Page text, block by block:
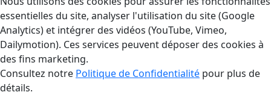
essentielles du site, analyser l'utilisation du site (Google
Analytics) et intégrer des vidéos (YouTube, Vimeo,
Dailymotion). Ces services peuvent déposer des cookies à
des fins marketing.
Consultez notre Politique de Confidentialité pour plus de
détails.